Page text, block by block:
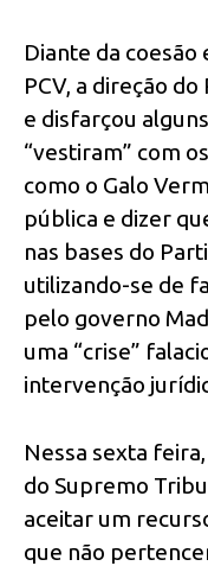
Diante da
PCV, a direção
e disfarçou
“vestiram” com
como o Galo
pública e dizer
nas bases do
utilizando-se de
pelo governo
uma “crise”
intervenção
Nessa sexta
do Supremo
aceitar um
que não